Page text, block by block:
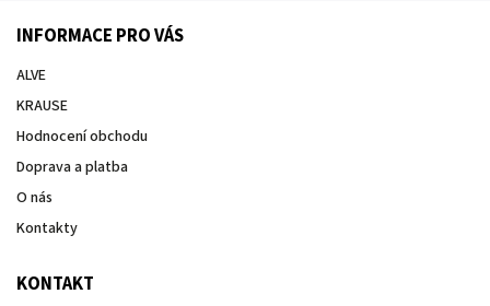
INFORMACE PRO VÁS
ALVE
KRAUSE
Hodnocení obchodu
Doprava a platba
O nás
Kontakty
KONTAKT